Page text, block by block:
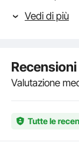
con la
Perfetto per
realizzata
pianoforte
loro tecniche.
Vedi di più
Recensioni
Valutazione
Tutte le